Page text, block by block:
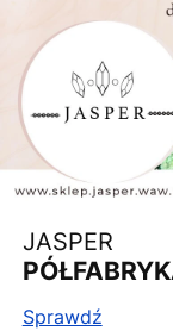
JASPER
Sprawdź